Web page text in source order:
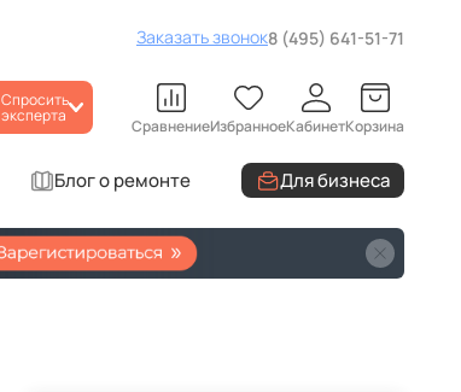
Заказать звонок8 (495) 641-51-71
Спросить
эксперта СравнениеИзбранноеКабинетКорзина
Блог о ремонте Для бизнеса